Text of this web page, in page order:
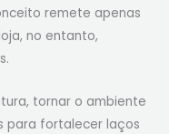
remete apenas
no entanto,
tornar o ambiente
para fortalecer laços